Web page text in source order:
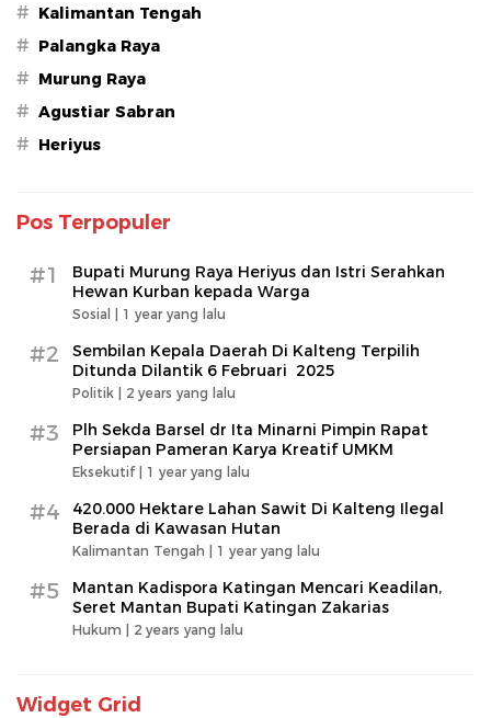
# Kalimantan Tengah
# Palangka Raya
# Murung Raya
# Agustiar Sabran
# Heriyus
Pos Terpopuler
#1
Bupati Murung Raya Heriyus dan Istri Serahkan
Hewan Kurban kepada Warga
Sosial | 1 year yang lalu
#2
Sembilan Kepala Daerah Di Kalteng Terpilih
Ditunda Dilantik 6 Februari 2025
Politik | 2 years yang lalu
#3
Plh Sekda Barsel dr Ita Minarni Pimpin Rapat
Persiapan Pameran Karya Kreatif UMKM
Eksekutif | 1 year yang lalu
#4
420.000 Hektare Lahan Sawit Di Kalteng Ilegal
Berada di Kawasan Hutan
Kalimantan Tengah | 1 year yang lalu
#5
Mantan Kadispora Katingan Mencari Keadilan,
Seret Mantan Bupati Katingan Zakarias
Hukum | 2 years yang lalu
Widget Grid